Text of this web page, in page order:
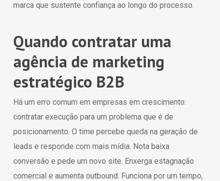
marca que sustente confiança ao longo do processo.
Quando contratar uma
agência de marketing
estratégico B2B
Há um erro comum em empresas em crescimento:
contratar execução para um problema que é de
posicionamento. O time percebe queda na geração de
leads e responde com mais mídia. Nota baixa
conversão e pede um novo site. Enxerga estagnação
comercial e aumenta outbound. Funciona por um tempo,